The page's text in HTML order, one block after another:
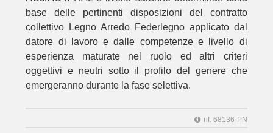
base delle pertinenti disposizioni del contratto
collettivo Legno Arredo Federlegno applicato dal
datore di lavoro e dalle competenze e livello di
esperienza maturate nel ruolo ed altri criteri
oggettivi e neutri sotto il profilo del genere che
emergeranno durante la fase selettiva.
rif. 68136-PN